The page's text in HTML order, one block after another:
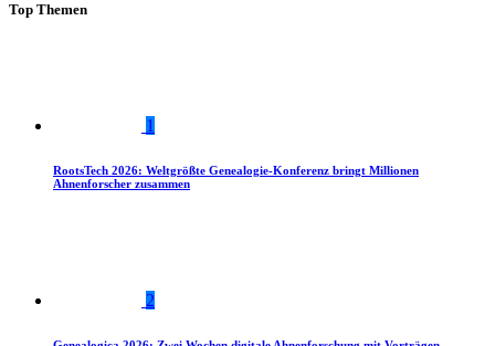
Top Themen
1
RootsTech 2026: Weltgrößte Genealogie-Konferenz bringt Millionen
Ahnenforscher zusammen
2